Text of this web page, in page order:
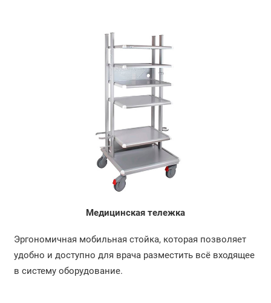
Медицинская тележка
Эргономичная мобильная стойка, которая позволяет
удобно и доступно для врача разместить всё входящее
в систему оборудование.